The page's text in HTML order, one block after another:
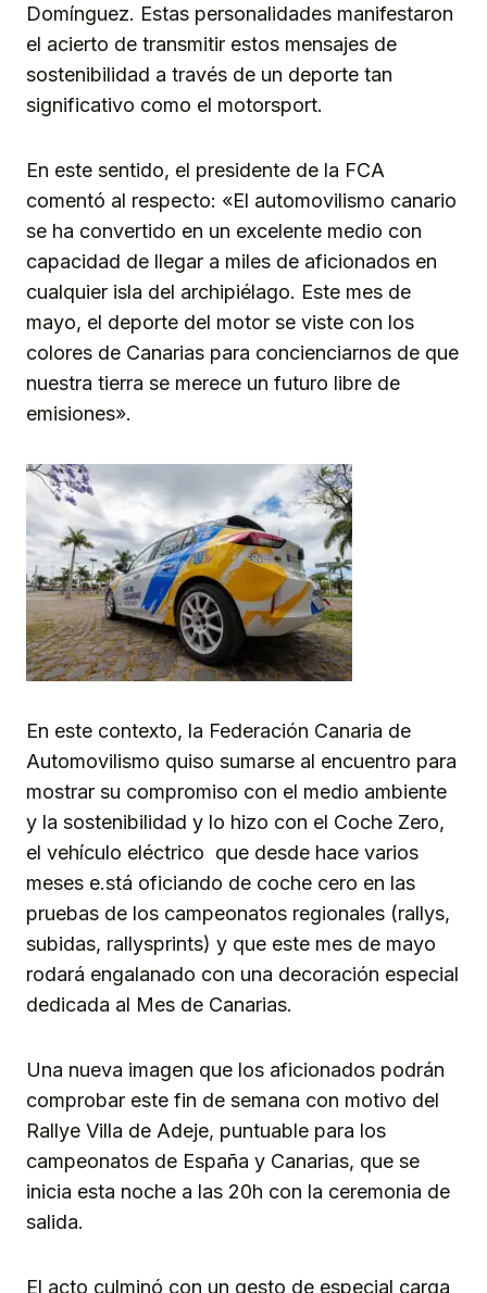
Domínguez. Estas personalidades manifestaron
el acierto de transmitir estos mensajes de
sostenibilidad a través de un deporte tan
significativo como el motorsport.
En este sentido, el presidente de la FCA
comentó al respecto: «El automovilismo canario
se ha convertido en un excelente medio con
capacidad de llegar a miles de aficionados en
cualquier isla del archipiélago. Este mes de
mayo, el deporte del motor se viste con los
colores de Canarias para concienciarnos de que
nuestra tierra se merece un futuro libre de
emisiones».
En este contexto, la Federación Canaria de
Automovilismo quiso sumarse al encuentro para
mostrar su compromiso con el medio ambiente
y la sostenibilidad y lo hizo con el Coche Zero,
el vehículo eléctrico que desde hace varios
meses e.stá oficiando de coche cero en las
pruebas de los campeonatos regionales (rallys,
subidas, rallysprints) y que este mes de mayo
rodará engalanado con una decoración especial
dedicada al Mes de Canarias.
Una nueva imagen que los aficionados podrán
comprobar este fin de semana con motivo del
Rallye Villa de Adeje, puntuable para los
campeonatos de España y Canarias, que se
inicia esta noche a las 20h con la ceremonia de
salida.
El acto culminó con un gesto de especial carga